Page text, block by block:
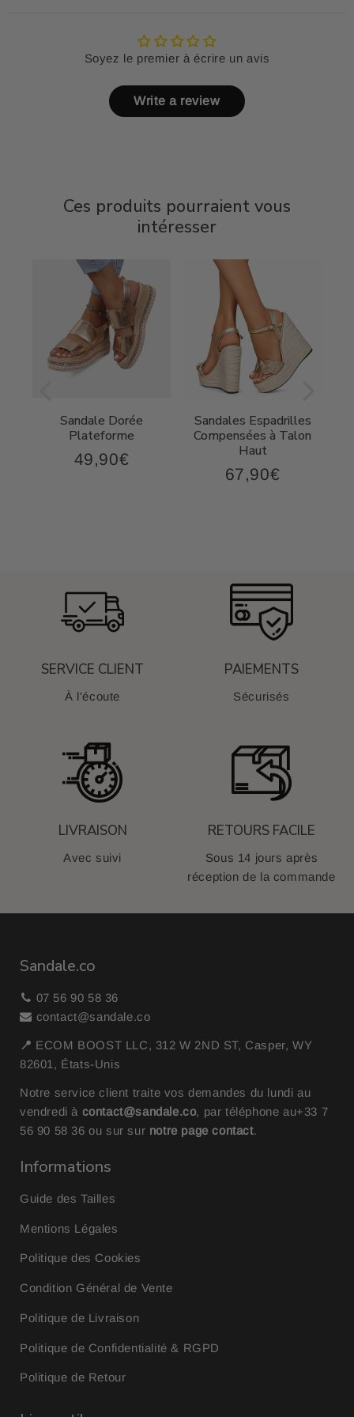
Soyez le premier à écrire un avis
Write a review
Ces produits pourraient vous
intéresser
Sandale Dorée
Plateforme
Prix
49,90€
Sandales Espadrilles
Compensées à Talon
Haut
Prix
67,90€
SERVICE CLIENT
À l'écoute
PAIEMENTS
Sécurisés
LIVRAISON
Avec suivi
RETOURS FACILE
Sous 14 jours après
réception de la commande
Sandale.co
07 56 90 58 36
contact@sandale.co
📍 ECOM BOOST LLC, 312 W 2ND ST, Casper, WY
82601, États-Unis
Notre service client traite vos demandes du lundi au
vendredi à contact@sandale.co, par téléphone au+33 7
56 90 58 36ou sur sur notre page contact.
Informations
Guide des Tailles
Mentions Légales
Politique des Cookies
Condition Général de Vente
Politique de Livraison
Politique de Confidentialité & RGPD
Politique de Retour